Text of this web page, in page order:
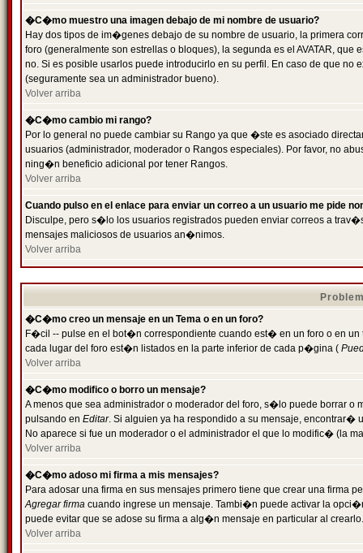
�C�mo muestro una imagen debajo de mi nombre de usuario?
Hay dos tipos de im�genes debajo de su nombre de usuario, la primera
foro (generalmente son estrellas o bloques), la segunda es el AVATAR,
no. Si es posible usarlos puede introducirlo en su perfil. En caso de que
(seguramente sea un administrador bueno).
Volver arriba
�C�mo cambio mi rango?
Por lo general no puede cambiar su Rango ya que �ste es asociado
usuarios (administrador, moderador o Rangos especiales). Por favor, no
ning�n beneficio adicional por tener Rangos.
Volver arriba
Cuando pulso en el enlace para enviar un correo a un usuario me pide
Disculpe, pero s�lo los usuarios registrados pueden enviar correos a
mensajes maliciosos de usuarios an�nimos.
Volver arriba
�C�mo creo un mensaje en un Tema o en un foro?
F�cil -- pulse en el bot�n correspondiente cuando est� en un foro o en
cada lugar del foro est�n listados en la parte inferior de cada p�gina (
Volver arriba
�C�mo modifico o borro un mensaje?
A menos que sea administrador o moderador del foro, s�lo puede borrar o
pulsando en Editar. Si alguien ya ha respondido a su mensaje, encontrar�
No aparece si fue un moderador o el administrador el que lo modific� (la
Volver arriba
�C�mo adoso mi firma a mis mensajes?
Para adosar una firma en sus mensajes primero tiene que crear una firma
Agregar firma cuando ingrese un mensaje. Tambi�n puede activar la
puede evitar que se adose su firma a alg�n mensaje en particular al crearlo.
Volver arriba